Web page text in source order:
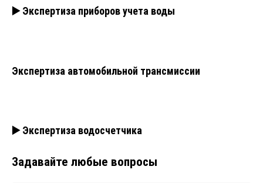
▶️ Экспертиза приборов учета воды
Экспертиза автомобильной трансмиссии
▶️ Экспертиза водосчетчика
Задавайте любые вопросы